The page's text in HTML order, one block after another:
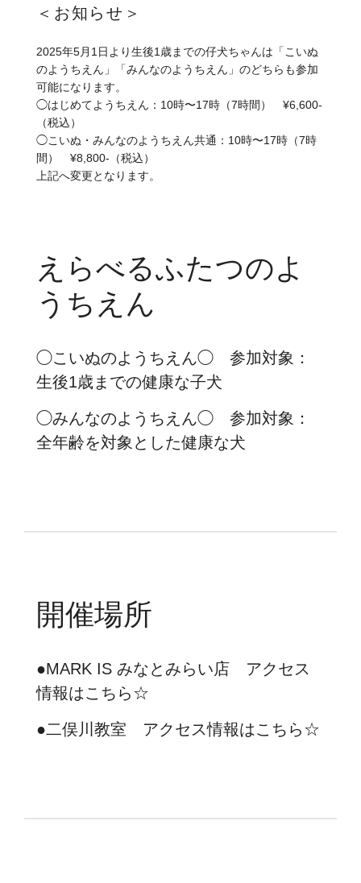
＜お知らせ＞
2025年5月1日より生後1歳までの仔犬ちゃんは「こいぬ
のようちえん」「みんなのようちえん」のどちらも参加
可能になります。
◯はじめてようちえん：10時〜17時（7時間） ¥6,600-
（税込）
◯こいぬ・みんなのようちえん共通：10時〜17時（7時
間） ¥8,800-（税込）
上記へ変更となります。
えらべるふたつのよ
うちえん
◯こいぬのようちえん◯ 参加対象：
生後1歳までの健康な子犬
◯みんなのようちえん◯ 参加対象：
全年齢を対象とした健康な犬
開催場所
●MARK IS みなとみらい店 アクセス
情報はこちら☆
●二俣川教室 アクセス情報はこちら☆